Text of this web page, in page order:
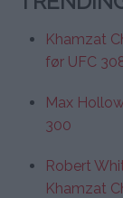
Khamzat
før UFC
Max
300
Robert
Khamzat